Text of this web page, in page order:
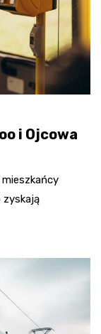
i Ojcowa
zyskają